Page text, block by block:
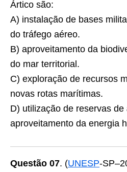
Ártico são:
A) instalação de bases
do tráfego aéreo.
B) aproveitamento da
do mar territorial.
C) exploração de recursos
novas rotas marítimas.
D) utilização de reservas
aproveitamento da energia
Questão 07. (UNESP-